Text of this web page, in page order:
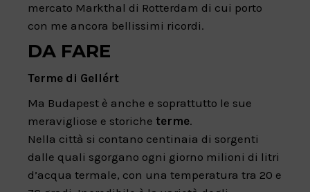
mercato Markthal di Rotterdam di cui porto
con me ancora bellissimi ricordi.
DA FARE
Terme di Gellért
Ma Budapest è anche e soprattutto le sue
meravigliose e storiche terme.
Nella città si contano centinaia di sorgenti
dalle quali sgorgano ogni giorno milioni di litri
d’acqua termale, con una temperatura tra 20 e